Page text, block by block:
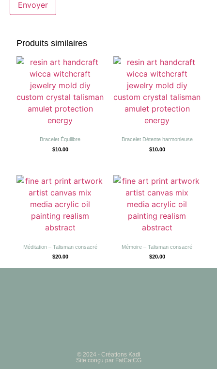
Produits similaires
Bracelet Équilibre
$10.00
Bracelet Détente harmonieuse
$10.00
Méditation – Talisman consacré
$20.00
Mémoire – Talisman consacré
$20.00
© 2024 - Créations Kadi
Site conçu par FatCatCG